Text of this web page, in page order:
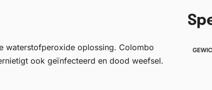
waterstofperoxide oplossing. Colombo
ook geïnfecteerd en dood weefsel.